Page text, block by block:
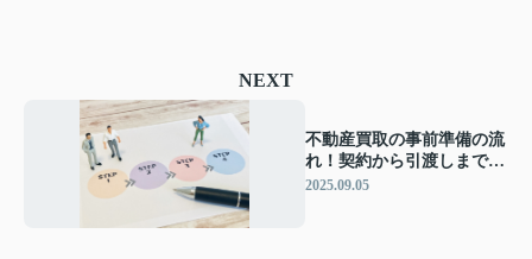
NEXT
不動産買取の事前準備の流
れ！契約から引渡しまでの
手順についても解説
2025.09.05